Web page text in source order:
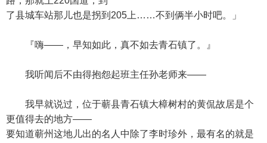
了县城车站那儿也是拐到205上……不到俩半小时吧。」
『嗨——，早知如此，真不如去青石镇了。』
我听闻后不由得抱怨起班主任孙老师来——
我早就说过，位于蕲县青石镇大樟树村的黄侃故居是个
更值得去的地方——
要知道蕲州这地儿出的名人中除了李时珍外，最有名的就是